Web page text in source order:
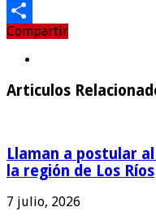
Email
Compartir
Compartir
Articulos
Llaman a postular
la región de Los Ríos
7 julio, 2026